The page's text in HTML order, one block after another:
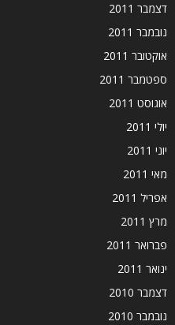
דצמבר 2011
נובמבר 2011
אוקטובר 2011
ספטמבר 2011
אוגוסט 2011
יולי 2011
יוני 2011
מאי 2011
אפריל 2011
מרץ 2011
פברואר 2011
ינואר 2011
דצמבר 2010
נובמבר 2010